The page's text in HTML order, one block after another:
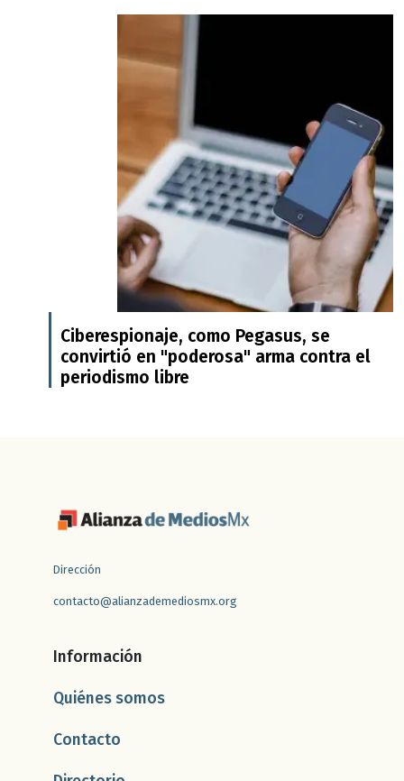
Ciberespionaje, como Pegasus, se
convirtió en "poderosa" arma contra el
periodismo libre
Dirección
contacto@alianzademediosmx.org
Información
Quiénes somos
Contacto